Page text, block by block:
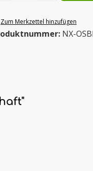
Zum Merkzettel hinzufügen
NX-